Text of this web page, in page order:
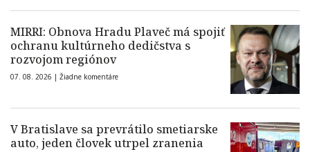
MIRRI: Obnova Hradu Plaveč má spojiť
ochranu kultúrneho dedičstva s
rozvojom regiónov
07. 08. 2026 | Žiadne komentáre
V Bratislave sa prevrátilo smetiarske
auto, jeden človek utrpel zranenia